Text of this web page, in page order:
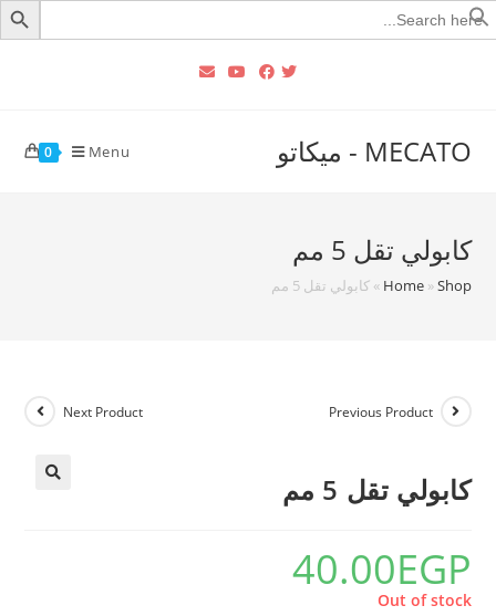
Search
for:
MECATO - ميكاتو 0 Menu
كابولي تقل 5 مم
Home»Shop
»كابولي تقل 5 مم
Previous Product
Next Product
كابولي تقل 5 مم
40.00EGP
Out of stock